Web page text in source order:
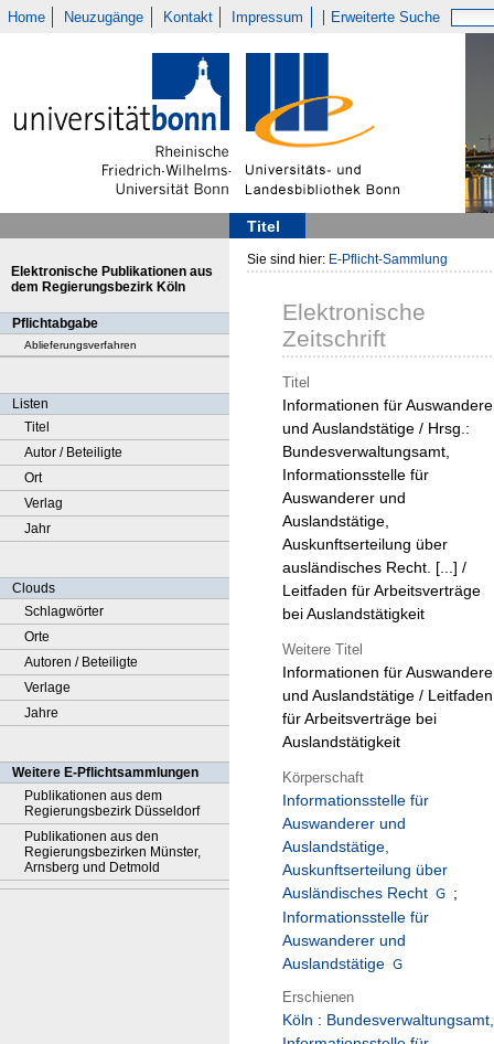
Home Neuzugänge Kontakt Impressum Erweiterte Suche
Titel
Elektronische Publikationen aus
dem Regierungsbezirk Köln
Pflichtabgabe
Ablieferungsverfahren
Listen
Titel
Autor / Beteiligte
Ort
Verlag
Jahr
Clouds
Schlagwörter
Orte
Autoren / Beteiligte
Verlage
Jahre
Weitere E-Pflichtsammlungen
Publikationen aus dem
Regierungsbezirk Düsseldorf
Publikationen aus den
Regierungsbezirken Münster,
Arnsberg und Detmold
Sie sind hier: E-Pflicht-Sammlung
Elektronische
Zeitschrift
Titel
Informationen für
und Auslandstätige / Hrsg.:
Bundesverwaltungsamt,
Informationsstelle für
Auswanderer und
Auslandstätige,
Auskunftserteilung über
ausländisches Recht. [...] /
Leitfaden für Arbeitsverträge
bei Auslandstätigkeit
Weitere Titel
Informationen für
und Auslandstätige / Leitfaden
für Arbeitsverträge bei
Auslandstätigkeit
Körperschaft
Informationsstelle für
Auswanderer und
Auslandstätige,
Auskunftserteilung über
Ausländisches Recht
;
Informationsstelle für
Auswanderer und
Auslandstätige
Erschienen
Köln : Bundesverwaltungsamt,